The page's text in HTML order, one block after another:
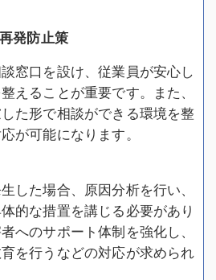
発防止策
窓口を設け、従業員が安心し
えることが重要です。また、
た形で相談ができる環境を整
が可能になります。
した場合、原因分析を行い、
的な措置を講じる必要があり
へのサポート体制を強化し、
を行うなどの対応が求められ